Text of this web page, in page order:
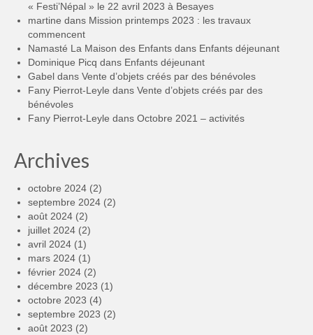
« Festi’Népal » le 22 avril 2023 à Besayes
martine dans Mission printemps 2023 : les travaux
commencent
Namasté La Maison des Enfants dans Enfants déjeunant
Dominique Picq dans Enfants déjeunant
Gabel dans Vente d’objets créés par des bénévoles
Fany Pierrot-Leyle dans Vente d’objets créés par des
bénévoles
Fany Pierrot-Leyle dans Octobre 2021 – activités
Archives
octobre 2024 (2)
septembre 2024 (2)
août 2024 (2)
juillet 2024 (2)
avril 2024 (1)
mars 2024 (1)
février 2024 (2)
décembre 2023 (1)
octobre 2023 (4)
septembre 2023 (2)
août 2023 (2)